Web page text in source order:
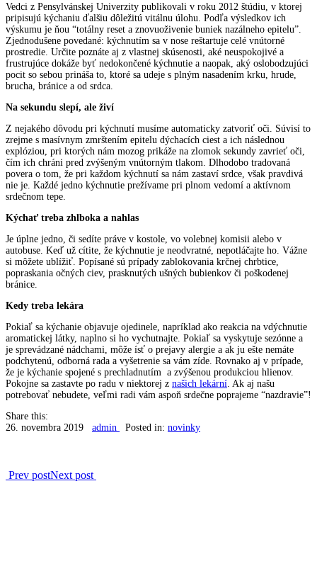
Vedci z Pensylvánskej Univerzity publikovali v roku 2012 štúdiu, v ktorej
pripisujú kýchaniu ďalšiu dôležitú vitálnu úlohu. Podľa výsledkov ich
výskumu je ňou “totálny reset a znovuoživenie buniek nazálneho epitelu”.
Zjednodušene povedané: kýchnutím sa v nose reštartuje celé vnútorné
prostredie. Určite poznáte aj z vlastnej skúsenosti, aké neuspokojivé a
frustrujúce dokáže byť nedokončené kýchnutie a naopak, aký oslobodzujúci
pocit so sebou prináša to, ktoré sa udeje s plným nasadením krku, hrude,
brucha, bránice a od srdca.
Na sekundu slepí, ale živí
Z nejakého dôvodu pri kýchnutí musíme automaticky zatvoriť oči. Súvisí to
zrejme s masívnym zmrštením epitelu dýchacích ciest a ich následnou
explóziou, pri ktorých nám mozog prikáže na zlomok sekundy zavrieť oči,
čím ich chráni pred zvýšeným vnútorným tlakom. Dlhodobo tradovaná
povera o tom, že pri každom kýchnutí sa nám zastaví srdce, však pravdivá
nie je. Každé jedno kýchnutie prežívame pri plnom vedomí a aktívnom
srdečnom tepe.
Kýchať treba zhlboka a nahlas
Je úplne jedno, či sedíte práve v kostole, vo volebnej komisii alebo v
autobuse. Keď už cítite, že kýchnutie je neodvratné, nepotláčajte ho. Vážne
si môžete ublížiť. Popísané sú prípady zablokovania krčnej chrbtice,
popraskania očných ciev, prasknutých ušných bubienkov či poškodenej
bránice.
Kedy treba lekára
Pokiaľ sa kýchanie objavuje ojedinele, napríklad ako reakcia na vdýchnutie
aromatickej látky, naplno si ho vychutnajte. Pokiaľ sa vyskytuje sezónne a
je sprevádzané nádchami, môže ísť o prejavy alergie a ak ju ešte nemáte
podchytenú, odborná rada a vyšetrenie sa vám zíde. Rovnako aj v prípade,
že je kýchanie spojené s prechladnutím a zvýšenou produkciou hlienov.
Pokojne sa zastavte po radu v niektorej z našich lekární . Ak aj našu
potrebovať nebudete, veľmi radi vám aspoň srdečne poprajeme “nazdravie”!
Share this:
26. novembra 2019
admin Posted in: novinky
Prev postNext post